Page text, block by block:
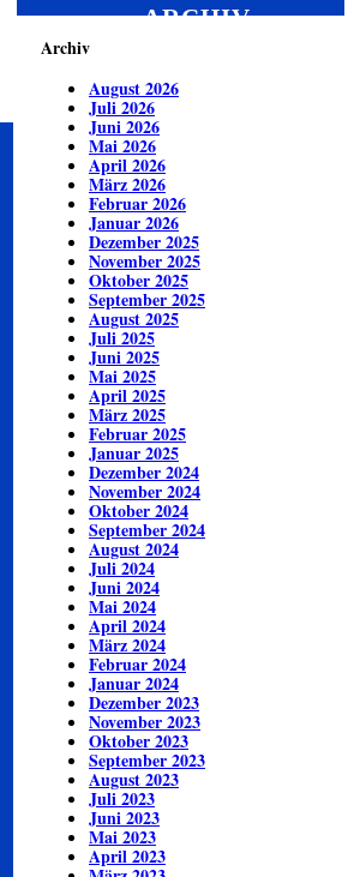
ARCHIV
Archiv
August 2026
Juli 2026
Juni 2026
Mai 2026
April 2026
März 2026
Februar 2026
Januar 2026
Dezember 2025
November 2025
Oktober 2025
September 2025
August 2025
Juli 2025
Juni 2025
Mai 2025
April 2025
März 2025
Februar 2025
Januar 2025
Dezember 2024
November 2024
Oktober 2024
September 2024
August 2024
Juli 2024
Juni 2024
Mai 2024
April 2024
März 2024
Februar 2024
Januar 2024
Dezember 2023
November 2023
Oktober 2023
September 2023
August 2023
Juli 2023
Juni 2023
Mai 2023
April 2023